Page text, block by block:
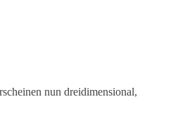
nun dreidimensional,